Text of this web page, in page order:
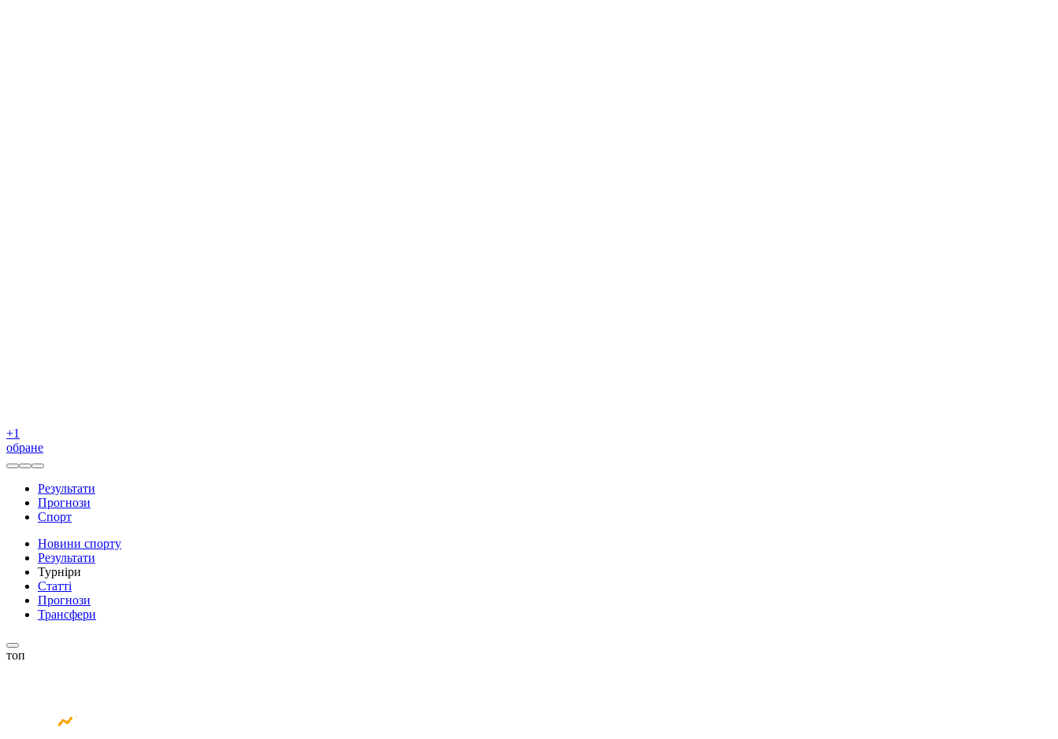
+1
обране
Результати
Прогнози
Спорт
Новини спорту
Результати
Турніри
Статті
Прогнози
Трансфери
топ